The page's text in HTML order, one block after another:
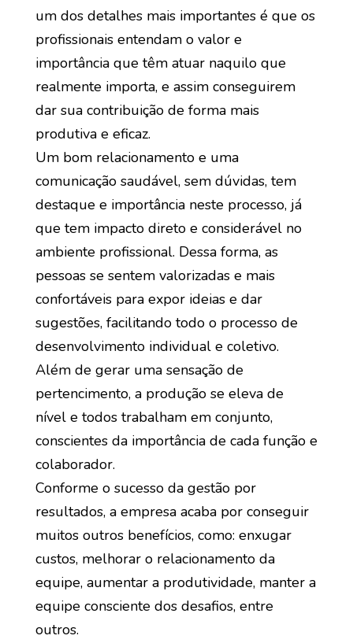
um dos detalhes mais importantes é que os
profissionais entendam o valor e
importância que têm atuar naquilo que
realmente importa, e assim conseguirem
dar sua contribuição de forma mais
produtiva e eficaz.
Um bom relacionamento e uma
comunicação saudável, sem dúvidas, tem
destaque e importância neste processo, já
que tem impacto direto e considerável no
ambiente profissional. Dessa forma, as
pessoas se sentem valorizadas e mais
confortáveis para expor ideias e dar
sugestões, facilitando todo o processo de
desenvolvimento individual e coletivo.
Além de gerar uma sensação de
pertencimento, a produção se eleva de
nível e todos trabalham em conjunto,
conscientes da importância de cada função e
colaborador.
Conforme o sucesso da gestão por
resultados, a empresa acaba por conseguir
muitos outros benefícios, como: enxugar
custos, melhorar o relacionamento da
equipe, aumentar a produtividade, manter a
equipe consciente dos desafios, entre
outros.